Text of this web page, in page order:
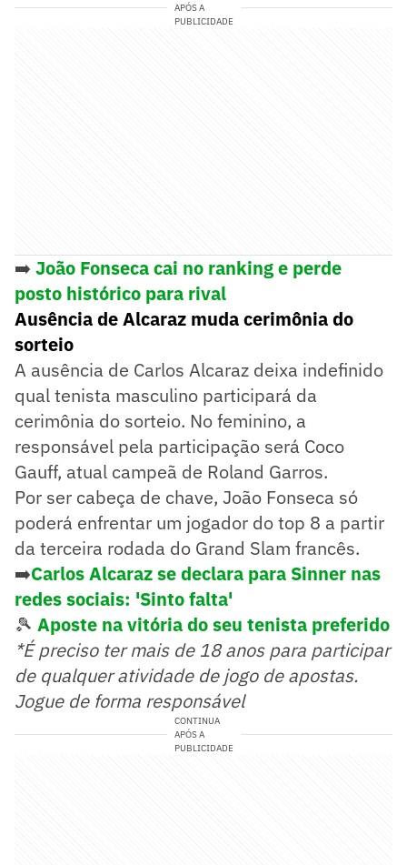
APÓS A
PUBLICIDADE
➡️ João Fonseca cai no ranking e perde
posto histórico para rival
Ausência de Alcaraz muda cerimônia do
sorteio
A ausência de Carlos Alcaraz deixa indefinido
qual tenista masculino participará da
cerimônia do sorteio. No feminino, a
responsável pela participação será Coco
Gauff, atual campeã de Roland Garros.
Por ser cabeça de chave, João Fonseca só
poderá enfrentar um jogador do top 8 a partir
da terceira rodada do Grand Slam francês.
➡️Carlos Alcaraz se declara para Sinner nas
redes sociais: 'Sinto falta'
🎾 Aposte na vitória do seu tenista preferido
*É preciso ter mais de 18 anos para participar
de qualquer atividade de jogo de apostas.
Jogue de forma responsável
CONTINUA
APÓS A
PUBLICIDADE